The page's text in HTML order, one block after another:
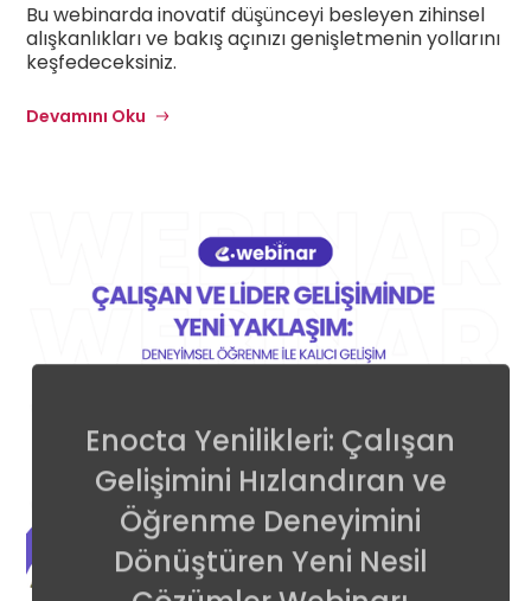
Enocta Yenilikleri: Çalışan
Gelişimini Hızlandıran ve
Öğrenme Deneyimini
Dönüştüren Yeni Nesil
Bu webinarda inovatif düşünceyi besleyen zihinsel
alışkanlıkları ve bakış açınızı genişletmenin yollarını
keşfedeceksiniz.
Devamını Oku